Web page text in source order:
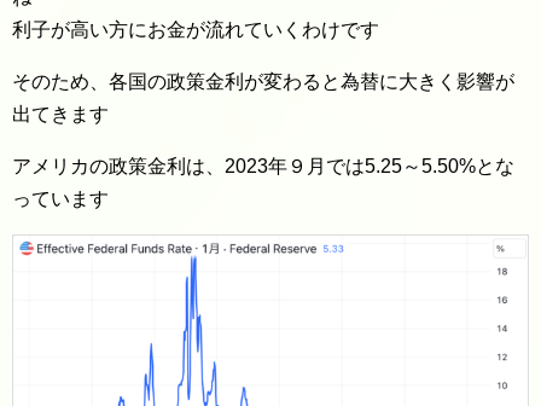
利子が高い方にお金が流れていくわけです
そのため、各国の政策金利が変わると為替に大きく影響が
出てきます
アメリカの政策金利は、2023年９月では5.25～5.50%とな
っています